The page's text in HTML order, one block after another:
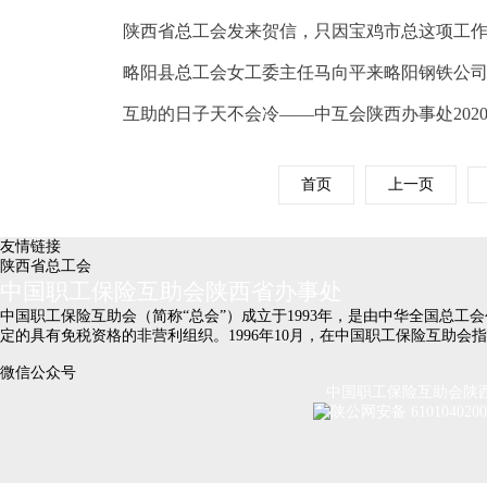
陕西省总工会发来贺信，只因宝鸡市总这项工
略阳县总工会女工委主任马向平来略阳钢铁公
互助的日子天不会冷——中互会陕西办事处
首页 上一页
友情链接
陕西省总工会
中国职工保险互助会（简称“总会”）成立于1993年，是由中华全国总
定的具有免税资格的非营利组织。1996年10月，在中国职工保险互助
微信公众号